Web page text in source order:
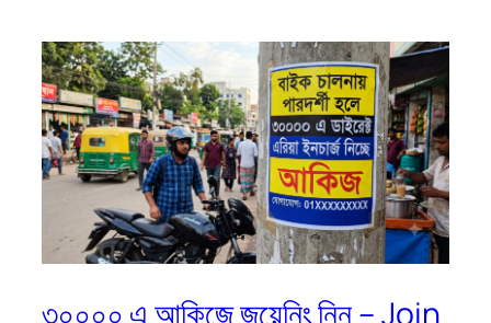
৩০০০০ এ আকিজে জয়েনিং নিন – Join